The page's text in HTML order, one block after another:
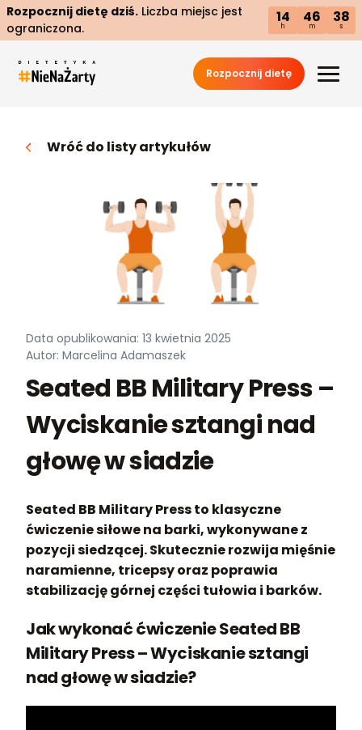
Rozpocznij dietę dziś. Liczba miejsc jest
ograniczona.
14
h
46
m
37
s
Rozpocznij dietę
Wróć do listy artykułów
Data opublikowania: 13 kwietnia 2025
Autor: Marcelina Adamaszek
Seated BB Military Press –
Wyciskanie sztangi nad
głowę w siadzie
Seated BB Military Press to klasyczne
ćwiczenie siłowe na barki, wykonywane z
pozycji siedzącej. Skutecznie rozwija mięśnie
naramienne, tricepsy oraz poprawia
stabilizację górnej części tułowia i barków.
Jak wykonać ćwiczenie Seated BB
Military Press – Wyciskanie sztangi
nad głowę w siadzie?